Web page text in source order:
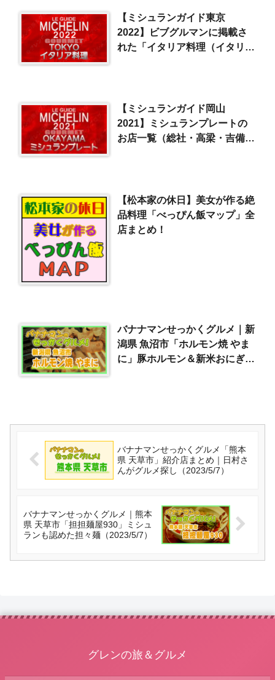
【ミシュランガイド東京
2022】ビブグルマンに掲載さ
れた「イタリア料理（イタリア
【ミシュランガイド岡山
2021】ミシュランプレートの
お店一覧（総社・高梁・吉備中
【松本家の休日】美女が作る絶
品料理「べっぴん飯マップ」全
店まとめ！
バナナマンせっかくグルメ｜新
潟県 魚沼市「ホルモン焼 やま
に」豚ホルモン＆新米おにぎり
バナナマンせっかくグルメ「熊本
県 天草市」紹介店まとめ｜日村さ
んがグルメ探し（2023/5/7）
バナナマンせっかくグルメ｜熊本
県 天草市「担担麺屋930」ミシュ
ランも認めた担々麺（2023/5/7）
グレンの旅＆グルメ